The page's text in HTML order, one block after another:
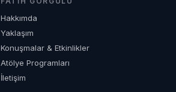
Hakkımda
Yaklaşım
Konuşmalar & Etkinlikler
Atölye Programları
İletişim